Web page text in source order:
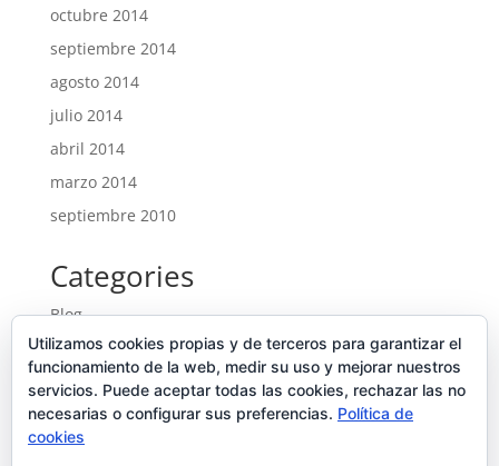
octubre 2014
septiembre 2014
agosto 2014
julio 2014
abril 2014
marzo 2014
septiembre 2010
Categories
Blog
Entrades
Ofertes noves
Portfolio
Uncategorized
Utilizamos cookies propias y de terceros para garantizar el
funcionamiento de la web, medir su uso y mejorar nuestros
servicios. Puede aceptar todas las cookies, rechazar las no
necesarias o configurar sus preferencias. Política de
cookies